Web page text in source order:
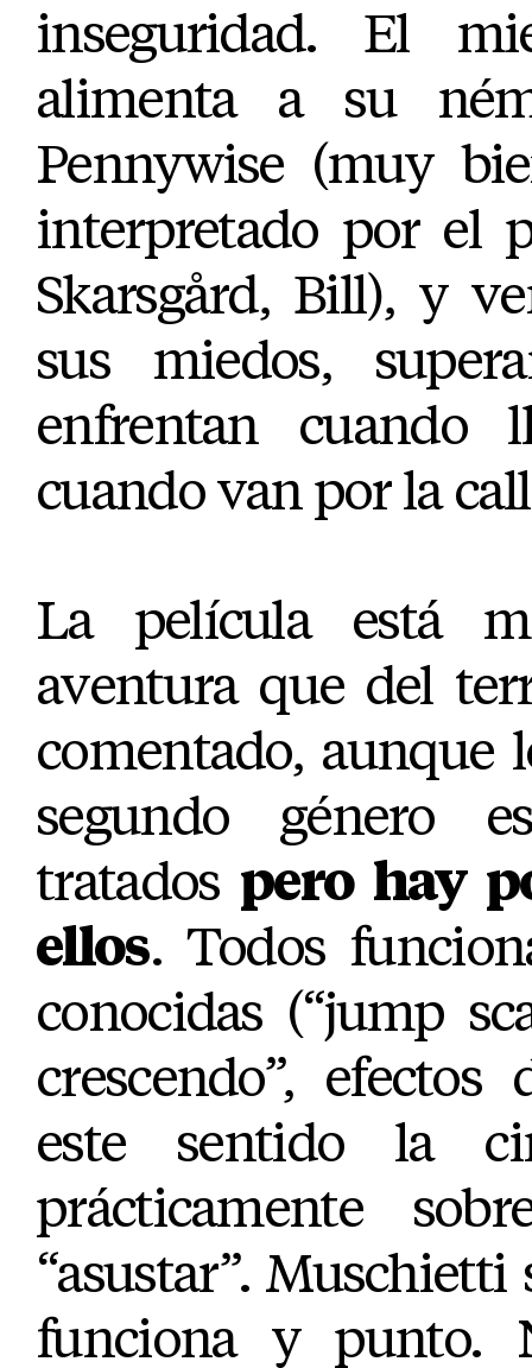
inseguridad. El
alimenta a su
Pennywise (muy
interpretado por el
Skarsgård, Bill), y
sus miedos,
enfrentan cuando
cuando van por la
La película está
aventura que del
comentado, aunque
segundo género
tratados pero hay
ellos. Todos
conocidas (“jump
crescendo”,
este sentido la
prácticamente
“asustar”.
funciona y punto.